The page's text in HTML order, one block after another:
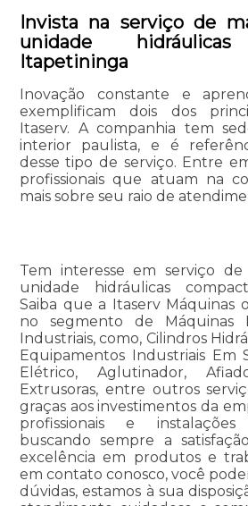
Invista na serviço de
unidade hidráulicas
Itapetininga
Inovação constante e
exemplificam dois dos
Itaserv. A companhia tem
interior paulista, e é
desse tipo de serviço. Entre
profissionais que atuam na
mais sobre seu raio de
Tem interesse em serviço
unidade hidráulicas
Saiba que a Itaserv Máquinas
no segmento de Máquinas
Industriais, como, Cilindros
Equipamentos Industriais Em
Elétrico, Aglutinador,
Extrusoras, entre outros
graças aos investimentos da
profissionais e
buscando sempre a
excelência em produtos e
em contato conosco, você
dúvidas, estamos à sua